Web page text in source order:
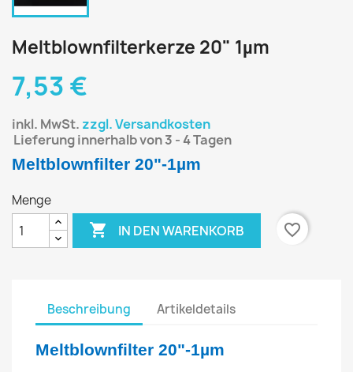
Meltblownfilterkerze 20" 1µm
7,53 €
inkl. MwSt. zzgl. Versandkosten
Lieferung innerhalb von 3 - 4 Tagen
Meltblownfilter 20"-1µm
Menge
 IN DEN WARENKORB favorite_border
Beschreibung Artikeldetails
Meltblownfilter 20"-1µm